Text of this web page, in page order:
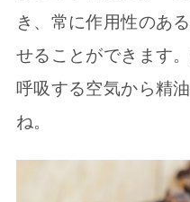
き、常に作用性のあ
せることができます
呼吸する空気から精
ね。